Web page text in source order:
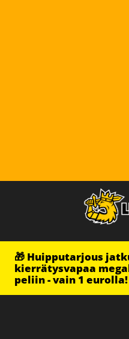
🎁 Huipputarjous
kierrätysvapaa
peliin - vain 1 eurolla!